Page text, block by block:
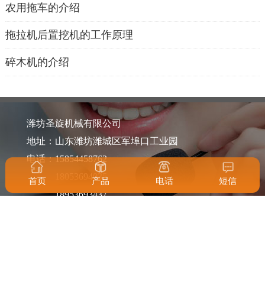
农用拖车的介绍
拖拉机后置挖机的工作原理
碎木机的介绍
潍坊圣旋机械有限公司
地址：山东潍坊潍城区军埠口工业园
电话：15854458762
18053694035
18953693437
首页 产品 电话 短信